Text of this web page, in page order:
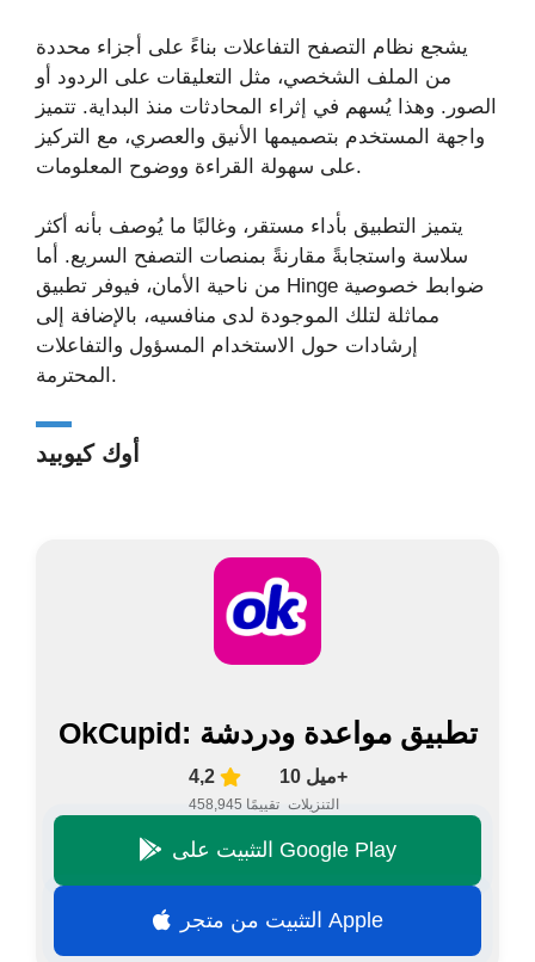
يشجع نظام التصفح التفاعلات بناءً على أجزاء محددة
من الملف الشخصي، مثل التعليقات على الردود أو
الصور. وهذا يُسهم في إثراء المحادثات منذ البداية. تتميز
واجهة المستخدم بتصميمها الأنيق والعصري، مع التركيز
على سهولة القراءة ووضوح المعلومات.
يتميز التطبيق بأداء مستقر، وغالبًا ما يُوصف بأنه أكثر
سلاسة واستجابةً مقارنةً بمنصات التصفح السريع. أما
من ناحية الأمان، فيوفر تطبيق Hinge ضوابط خصوصية
مماثلة لتلك الموجودة لدى منافسيه، بالإضافة إلى
إرشادات حول الاستخدام المسؤول والتفاعلات
المحترمة.
أوك كيوبيد
OkCupid: تطبيق مواعدة ودردشة
4,2
458,945 تقييمًا
10 ميل+
التنزيلات
التثبيت على Google Play
التثبيت من متجر Apple